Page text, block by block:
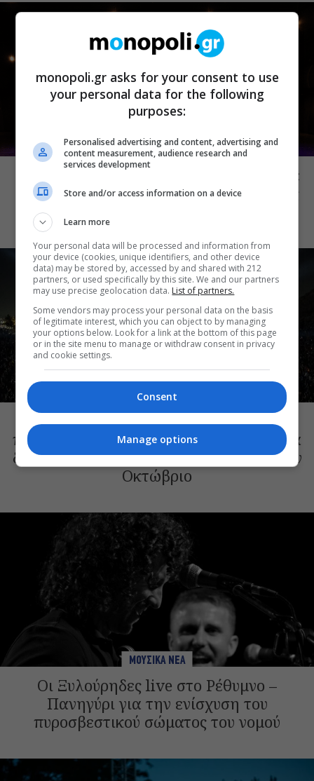
ΜΟΥΣΙΚΑ ΝΕΑ
Conduit Ensemble: Ανοιχτό κάλεσμα σε
μουσικούς για τη δημιουργία ορχήστρας
ΘΕΑΤΡΙΚΑ ΝΕΑ
Συναυλίες, αρχαίο δράμα, κορυφαίες
παραστάσεις με θέα την Αθήνα: Όσα θα
δούμε στο Θέατρο Λυκαβηττού μέχρι τον
Οκτώβριο
ΜΟΥΣΙΚΑ ΝΕΑ
Οι Ξυλούρηδες live στο Ρέθυμνο –
Πανηγύρι για την ενίσχυση του
πυροσβεστικού σώματος του νομού
monopoli.gr asks for your consent to use
your personal data for the following
purposes:
Personalised advertising and content, advertising and
content measurement, audience research and
services development
Store and/or access information on a device
Learn more
Your personal data will be processed and information from
your device (cookies, unique identifiers, and other device
data) may be stored by, accessed by and shared with 212
partners, or used specifically by this site. We and our partners
may use precise geolocation data. List of partners.
Some vendors may process your personal data on the basis
of legitimate interest, which you can object to by managing
your options below. Look for a link at the bottom of this page
or in the site menu to manage or withdraw consent in privacy
and cookie settings.
Consent
Manage options